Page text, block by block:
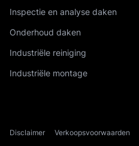
Inspectie en analyse daken
Onderhoud daken
Industriële reiniging
Industriële montage
Disclaimer Verkoopsvoorwaarden